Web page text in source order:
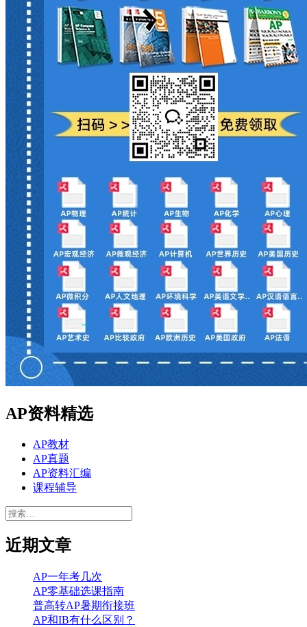
AP资料精选
AP教材
AP真题
AP资料汇编
课程辅导
搜
近期文章
AP一年考几次
AP零基础选课指南
普高转AP暑期衔接班
AP和IB有什么区别？